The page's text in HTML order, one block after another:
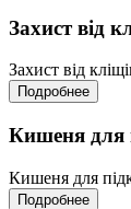
Захист від
Захист від
Подробнее
Кишеня для
Кишеня для
Подробнее